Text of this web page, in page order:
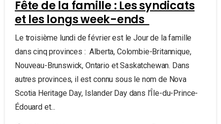
Fête de la famille : Les syndicats
et les longs week-ends
Le troisième lundi de février est le Jour de la famille
dans cinq provinces : Alberta, Colombie-Britannique,
Nouveau-Brunswick, Ontario et Saskatchewan. Dans
autres provinces, il est connu sous le nom de Nova
Scotia Heritage Day, Islander Day dans l’Île-du-Prince-
Édouard et...